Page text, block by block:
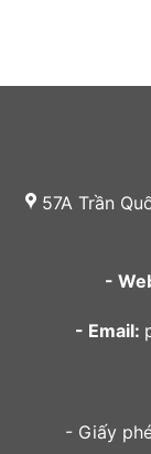
57A Trần
-
- Email:
- Giấy